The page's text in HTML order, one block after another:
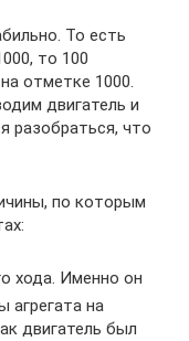
То есть
то 100
отметке 1000.
двигатель и
разобраться, что
по которым
хода. Именно он
агрегата на
двигатель был